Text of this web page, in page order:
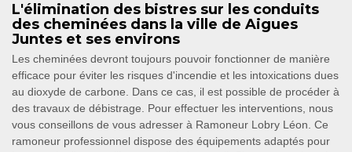
L'élimination des bistres sur les conduits
des cheminées dans la ville de Aigues
Juntes et ses environs
Les cheminées devront toujours pouvoir fonctionner de manière
efficace pour éviter les risques d'incendie et les intoxications dues
au dioxyde de carbone. Dans ce cas, il est possible de procéder à
des travaux de débistrage. Pour effectuer les interventions, nous
vous conseillons de vous adresser à Ramoneur Lobry Léon. Ce
ramoneur professionnel dispose des équipements adaptés pour